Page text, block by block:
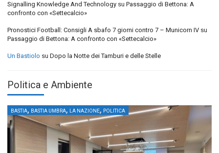
Signalling Knowledge And Technology su Passaggio di Bettona: A
confronto con «Settecalcio»
Pronostici Football: Consigli A sbafo 7 giorni contro 7 – Municorn IV su
Passaggio di Bettona: A confronto con «Settecalcio»
Un Bastiolo su Dopo la Notte dei Tamburi e delle Stelle
Politica e Ambiente
BASTIA, BASTIA UMBRA, LA NAZIONE, POLITICA